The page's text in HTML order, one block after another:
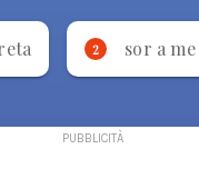
2 sor a me